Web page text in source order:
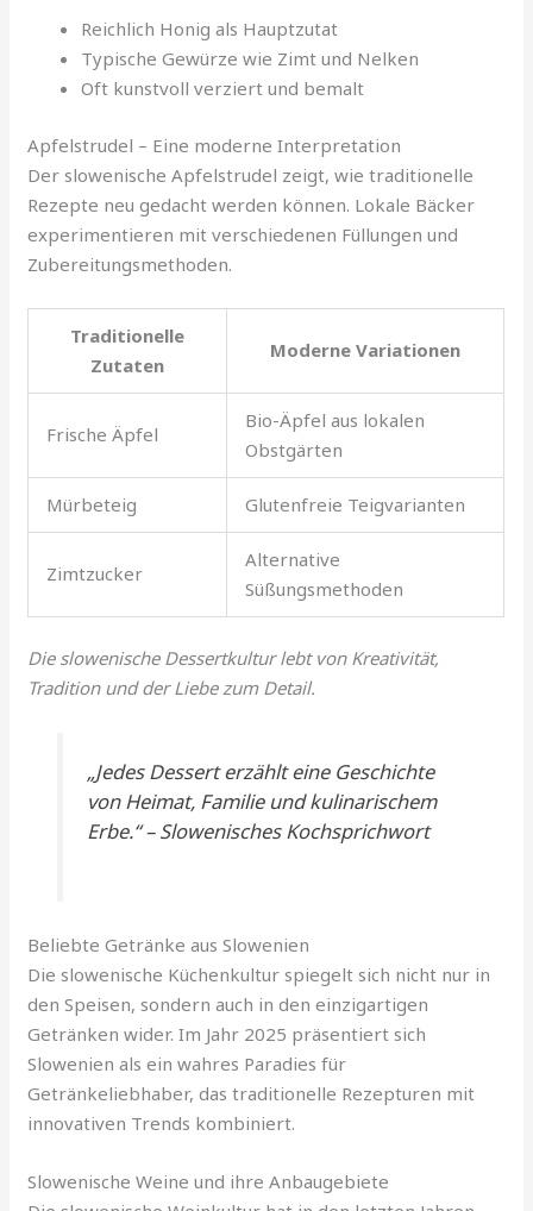
Reichlich Honig als Hauptzutat
Typische Gewürze wie Zimt und Nelken
Oft kunstvoll verziert und bemalt
Apfelstrudel – Eine moderne Interpretation
Der slowenische Apfelstrudel zeigt, wie traditionelle
Rezepte neu gedacht werden können. Lokale Bäcker
experimentieren mit verschiedenen Füllungen und
Zubereitungsmethoden.
Traditionelle
Zutaten
Moderne Variationen
Frische Äpfel
Bio-Äpfel aus lokalen
Obstgärten
Mürbeteig Glutenfreie Teigvarianten
Zimtzucker
Alternative
Süßungsmethoden
Die slowenische Dessertkultur lebt von Kreativität,
Tradition und der Liebe zum Detail.
„Jedes Dessert erzählt eine Geschichte
von Heimat, Familie und kulinarischem
Erbe.“ – Slowenisches Kochsprichwort
Beliebte Getränke aus Slowenien
Die slowenische Küchenkultur spiegelt sich nicht nur in
den Speisen, sondern auch in den einzigartigen
Getränken wider. Im Jahr 2025 präsentiert sich
Slowenien als ein wahres Paradies für
Getränkeliebhaber, das traditionelle Rezepturen mit
innovativen Trends kombiniert.
Slowenische Weine und ihre Anbaugebiete